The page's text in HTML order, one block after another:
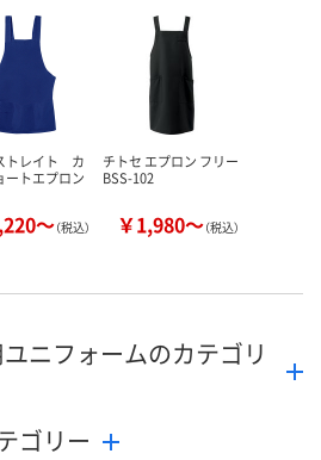
カゴへ
トレイト カ
ートエプロン
～（税込）
チトセ エプロン フリー
BSS-102
￥1,980～（税込）
ニフォームのカテゴリ
ゴリー